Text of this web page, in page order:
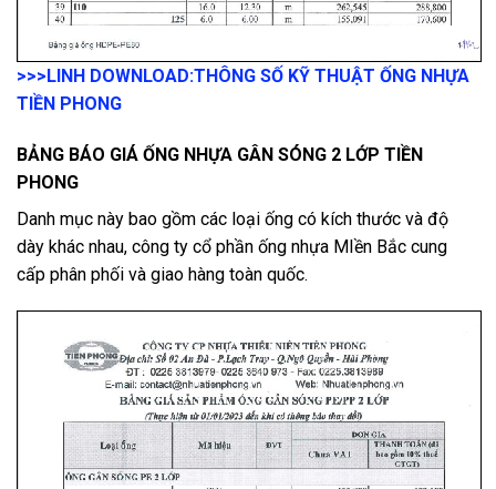
>>>LINH DOWNLOAD:THÔNG SỐ KỸ THUẬT ỐNG NHỰA
TIỀN PHONG
BẢNG BÁO GIÁ ỐNG NHỰA GÂN SÓNG 2 LỚP TIỀN
PHONG
Danh mục này bao gồm các loại ống có kích thước và độ
dày khác nhau, công ty cổ phần ống nhựa MIền Bắc cung
cấp phân phối và giao hàng toàn quốc.